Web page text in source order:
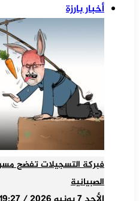
أخبار بارزة
فبركة التسجيلات تفضح
الصبيانية